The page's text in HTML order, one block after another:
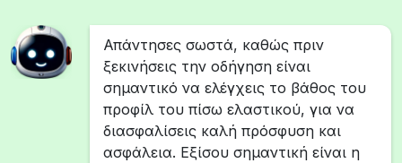
Απάντησες σωστά, καθώς πριν
ξεκινήσεις την οδήγηση είναι
σημαντικό να ελέγχεις το βάθος του
προφίλ του πίσω ελαστικού, για να
διασφαλίσεις καλή πρόσφυση και
ασφάλεια. Εξίσου σημαντική είναι η